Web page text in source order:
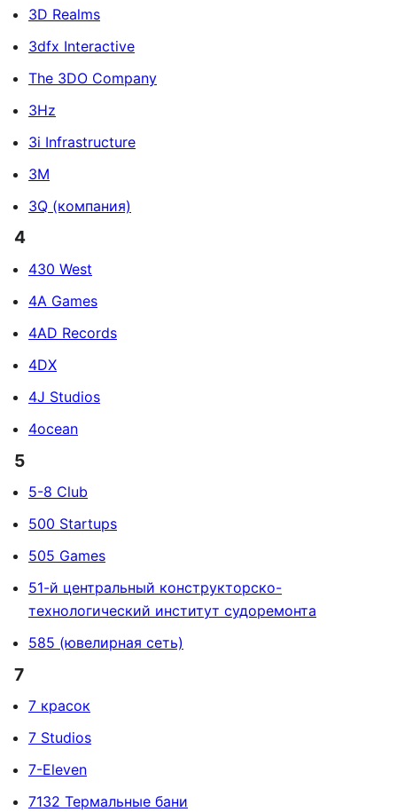
3D Realms
3dfx Interactive
The 3DO Company
3Hz
3i Infrastructure
3M
3Q (компания)
4
430 West
4A Games
4AD Records
4DX
4J Studios
4ocean
5
5-8 Club
500 Startups
505 Games
51-й центральный конструкторско-
технологический институт судоремонта
585 (ювелирная сеть)
7
7 красок
7 Studios
7-Eleven
7132 Термальные бани